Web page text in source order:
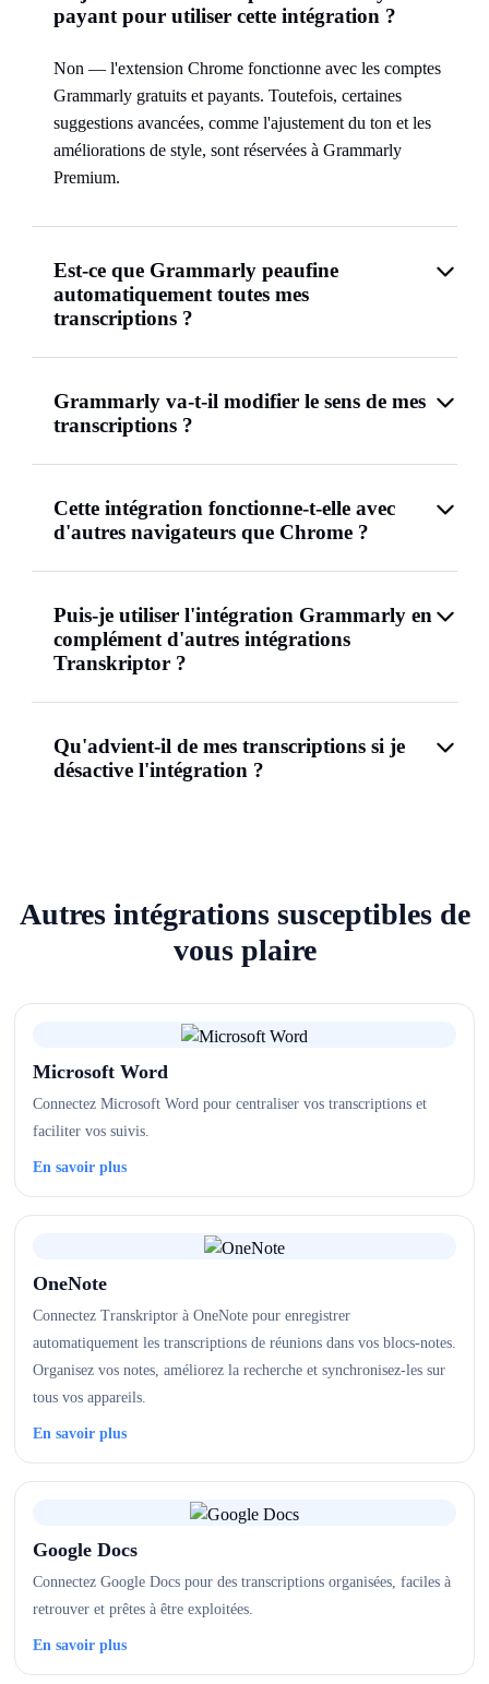
payant pour utiliser cette intégration ?
Non — l'extension Chrome fonctionne avec les comptes
Grammarly gratuits et payants. Toutefois, certaines
suggestions avancées, comme l'ajustement du ton et les
améliorations de style, sont réservées à Grammarly
Premium.
Est-ce que Grammarly peaufine
automatiquement toutes mes
transcriptions ?
Grammarly va-t-il modifier le sens de mes
transcriptions ?
Cette intégration fonctionne-t-elle avec
d'autres navigateurs que Chrome ?
Puis-je utiliser l'intégration Grammarly en
complément d'autres intégrations
Transkriptor ?
Qu'advient-il de mes transcriptions si je
désactive l'intégration ?
Autres intégrations susceptibles de
vous plaire
Microsoft Word
Connectez Microsoft Word pour centraliser vos transcriptions et
faciliter vos suivis.
En savoir plus
OneNote
Connectez Transkriptor à OneNote pour enregistrer
automatiquement les transcriptions de réunions dans vos blocs-notes.
Organisez vos notes, améliorez la recherche et synchronisez-les sur
tous vos appareils.
En savoir plus
Google Docs
Connectez Google Docs pour des transcriptions organisées, faciles à
retrouver et prêtes à être exploitées.
En savoir plus